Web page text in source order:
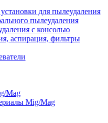
для пылеудаления
пылеудаления
с консолью
аспирация, фильтры
Mag
Mig/Mag